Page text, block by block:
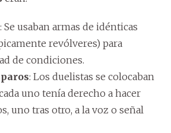
: Se usaban armas de idénticas
revólveres) para
de condiciones.
: Los duelistas se colocaban
uno tenía derecho a hacer
uno tras otro, a la voz o señal